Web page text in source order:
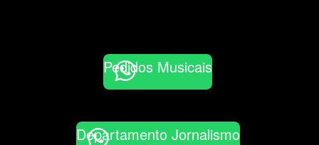
Pedidos Musicais
Departamento Jornalismo